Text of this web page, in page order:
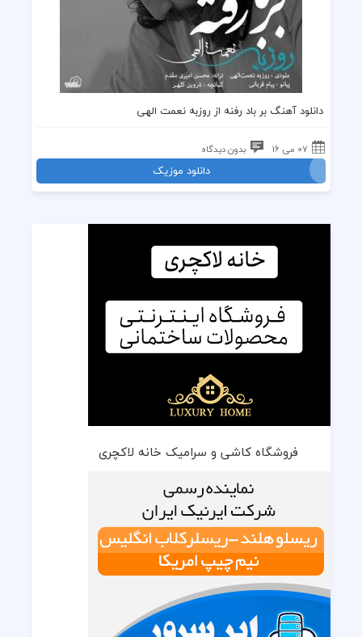
دانلود آهنگ بر باد رفنه از روزبه نعمت الهی
07 می 16 بدون دیدگاه
دانلود موزیک
فروشگاه کاشی و سرامیک خانه لاکچری